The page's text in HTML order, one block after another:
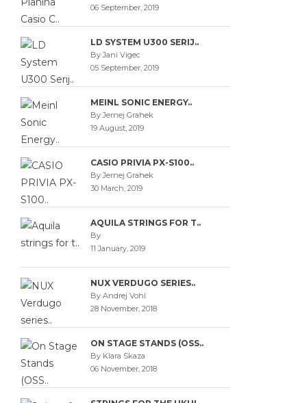
06 September, 2019
LD SYSTEM U300 SERIJ..
By Jani Vigec
05 September, 2019
MEINL SONIC ENERGY..
By Jernej Grahek
19 August, 2019
CASIO PRIVIA PX-S100..
By Jernej Grahek
30 March, 2019
AQUILA STRINGS FOR T..
By
11 January, 2019
NUX VERDUGO SERIES..
By Andrej Vohl
28 November, 2018
ON STAGE STANDS (OSS..
By Klara Skaza
06 November, 2018